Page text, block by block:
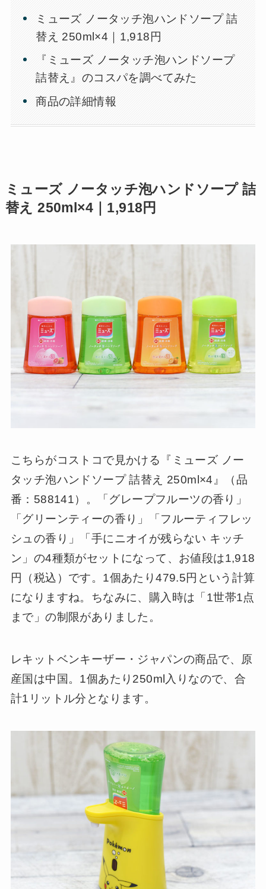
ミューズ ノータッチ泡ハンドソープ 詰
替え 250ml×4｜1,918円
『ミューズ ノータッチ泡ハンドソープ
詰替え』のコスパを調べてみた
商品の詳細情報
ミューズ ノータッチ泡ハンドソープ 詰
替え 250ml×4｜1,918円
こちらがコストコで見かける『ミューズ ノー
タッチ泡ハンドソープ 詰替え 250ml×4』（品
番：588141）。「グレープフルーツの香り」
「グリーンティーの香り」「フルーティフレッ
シュの香り」「手にニオイが残らない キッチ
ン」の4種類がセットになって、お値段は1,918
円（税込）です。1個あたり479.5円という計算
になりますね。ちなみに、購入時は「1世帯1点
まで」の制限がありました。
レキットベンキーザー・ジャパンの商品で、原
産国は中国。1個あたり250ml入りなので、合
計1リットル分となります。